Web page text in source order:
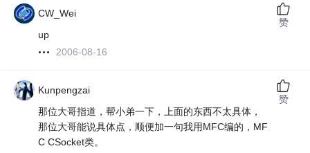
CW_Wei
up
2006-08-16
赞
Kunpengzai
那位大哥指道，帮小弟一下，上面的东西不太具体，
那位大哥能说具体点，顺便加一句我用MFC编的，MF
C CSocket类。
赞